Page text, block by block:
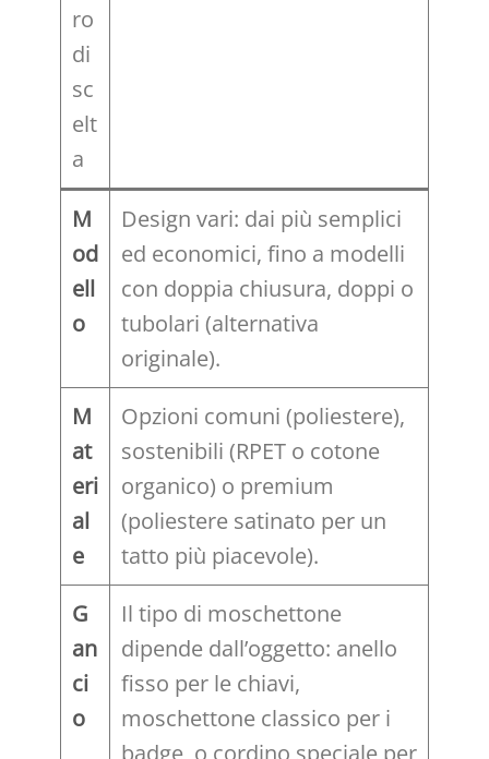
ro
di
sc
elt
a
M
od
ell
o
Design vari: dai più semplici
ed economici, fino a modelli
con doppia chiusura, doppi o
tubolari (alternativa
originale).
M
at
eri
al
e
Opzioni comuni (poliestere),
sostenibili (RPET o cotone
organico) o premium
(poliestere satinato per un
tatto più piacevole).
G
an
ci
o
Il tipo di moschettone
dipende dall’oggetto: anello
fisso per le chiavi,
moschettone classico per i
badge, o cordino speciale per